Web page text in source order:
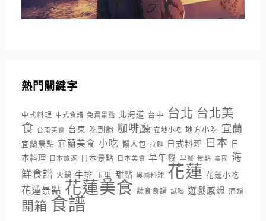
熱門關鍵字
中式料理 中式食譜 免費景點 北海道 台中 台北 台北美
食 台南美食 台東 吃到飽 咖啡廳 在地小吃 地方小吃 宜蘭
宜蘭景點 宜蘭美食 小吃 懶人包 拉麵 日式料理 日本 日
本料理
日本旅遊 日本景點 日本美食 早午餐 早餐 景點 泰國
海
鮮食譜 火鍋 牛排 玉里 甜點 異國料理 花蓮 花蓮小吃
花蓮景點 花蓮美食 蔬食食譜 試喝 遊戲感想 酒類
開箱 食譜